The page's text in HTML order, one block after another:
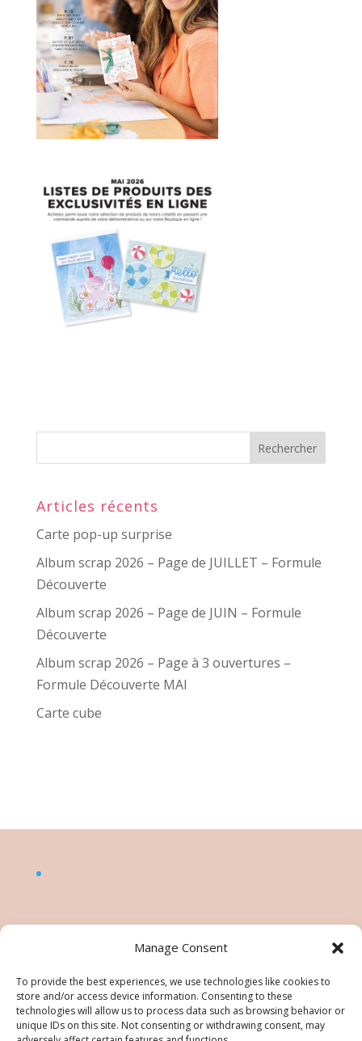
Manage Consent
To provide the best experiences, we use technologies like cookies to
store and/or access device information. Consenting to these
technologies will allow us to process data such as browsing behavior or
unique IDs on this site. Not consenting or withdrawing consent, may
Articles récents
Carte pop-up surprise
Album scrap 2026 – Page de JUILLET – Formule
Découverte
Album scrap 2026 – Page de JUIN – Formule
Découverte
Album scrap 2026 – Page à 3 ouvertures –
Formule Découverte MAI
Carte cube